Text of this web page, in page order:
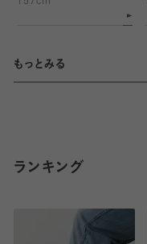
もっとみる
ランキング